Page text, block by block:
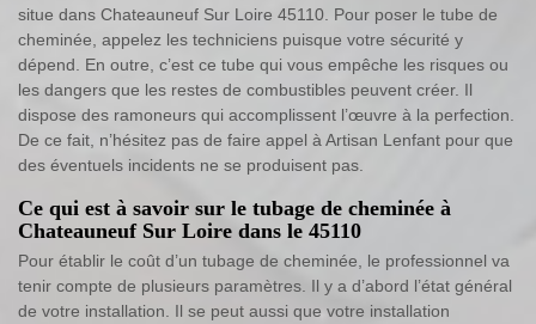
situe dans Chateauneuf Sur Loire 45110. Pour poser le tube de
cheminée, appelez les techniciens puisque votre sécurité y
dépend. En outre, c’est ce tube qui vous empêche les risques ou
les dangers que les restes de combustibles peuvent créer. Il
dispose des ramoneurs qui accomplissent l’œuvre à la perfection.
De ce fait, n’hésitez pas de faire appel à Artisan Lenfant pour que
des éventuels incidents ne se produisent pas.
Ce qui est à savoir sur le tubage de cheminée à
Chateauneuf Sur Loire dans le 45110
Pour établir le coût d’un tubage de cheminée, le professionnel va
tenir compte de plusieurs paramètres. Il y a d’abord l’état général
de votre installation. Il se peut aussi que votre installation